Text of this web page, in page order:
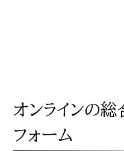
オンラインの
フォーム